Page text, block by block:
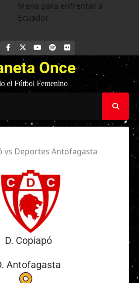
Mena para enfrentar a
Ecuador
FACEBOOK YOUTUBE
SPOTIFYFLICKR
Once
el Fútbol Femenino
vs Deportes Antofagasta
D. Copiapó
Antofagasta